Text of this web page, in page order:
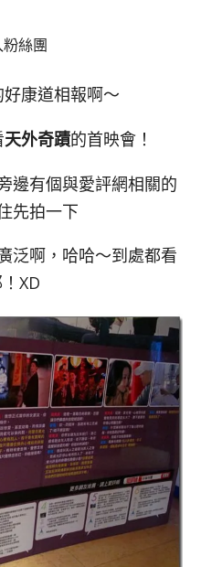
絲團
康道相報啊～
天外奇蹟的首映會！
邊有個與愛評網相關的
先拍一下
泛啊，哈哈～到處都看
XD